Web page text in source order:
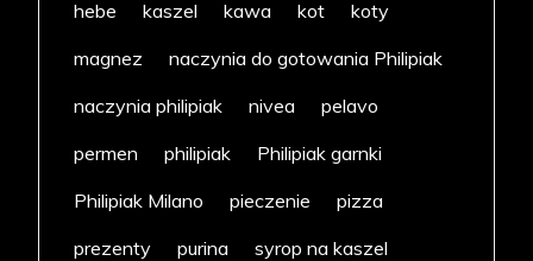
hebe
kaszel kawa kot
koty
magnez
naczynia do gotowania Philipiak
naczynia philipiak
nivea
pelavo
permen
philipiak
Philipiak garnki
Philipiak Milano
pieczenie
pizza
prezenty
purina
syrop na kaszel